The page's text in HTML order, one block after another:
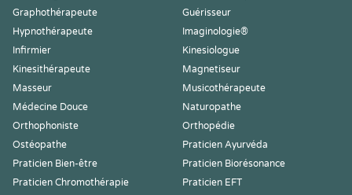
Graphothérapeute
Guérisseur
Hypnothérapeute
Imaginologie®
Infirmier
Kinesiologue
Kinesithérapeute
Magnetiseur
Masseur
Musicothérapeute
Médecine Douce
Naturopathe
Orthophoniste
Orthopédie
Ostéopathe
Praticien Ayurvéda
Praticien Bien-être
Praticien Biorésonance
Praticien Chromothérapie
Praticien EFT